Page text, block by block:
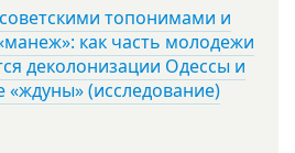
топонимами и
как часть молодежи
деколонизации Одессы и
«ждуны» (исследование)